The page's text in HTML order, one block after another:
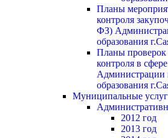
Планы
контроля
ФЗ)
образования
Планы проверок
контроля в
Администрации
образования
Муниципальные
2012 год
2013 год